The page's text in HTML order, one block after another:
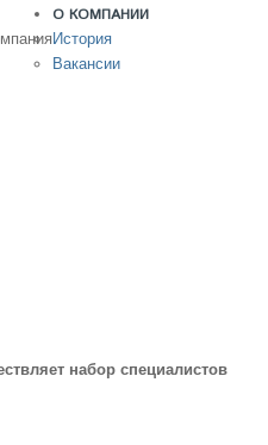
О КОМПАНИИ
История
Вакансии
набор специалистов